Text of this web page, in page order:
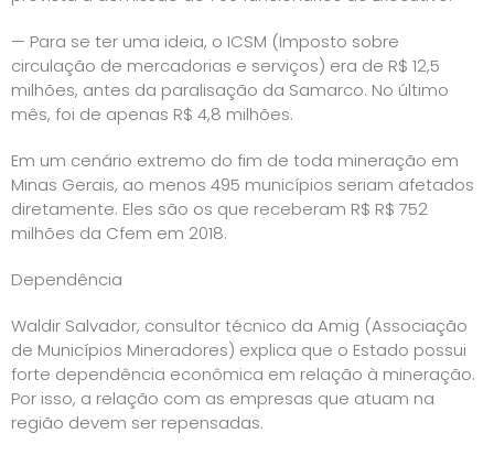
— Para se ter uma ideia, o ICSM (Imposto sobre
circulação de mercadorias e serviços) era de R$ 12,5
milhões, antes da paralisação da Samarco. No último
mês, foi de apenas R$ 4,8 milhões.
Em um cenário extremo do fim de toda mineração em
Minas Gerais, ao menos 495 municípios seriam afetados
diretamente. Eles são os que receberam R$ R$ 752
milhões da Cfem em 2018.
Dependência
Waldir Salvador, consultor técnico da Amig (Associação
de Municípios Mineradores) explica que o Estado possui
forte dependência econômica em relação à mineração.
Por isso, a relação com as empresas que atuam na
região devem ser repensadas.